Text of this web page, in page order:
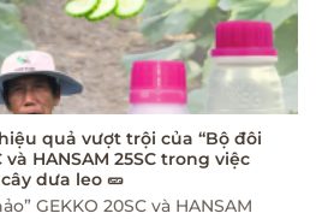
quả vượt trội của “Bộ đôi
và HANSAM 25SC trong việc
dưa leo 🥒
GEKKO 20SC và HANSAM